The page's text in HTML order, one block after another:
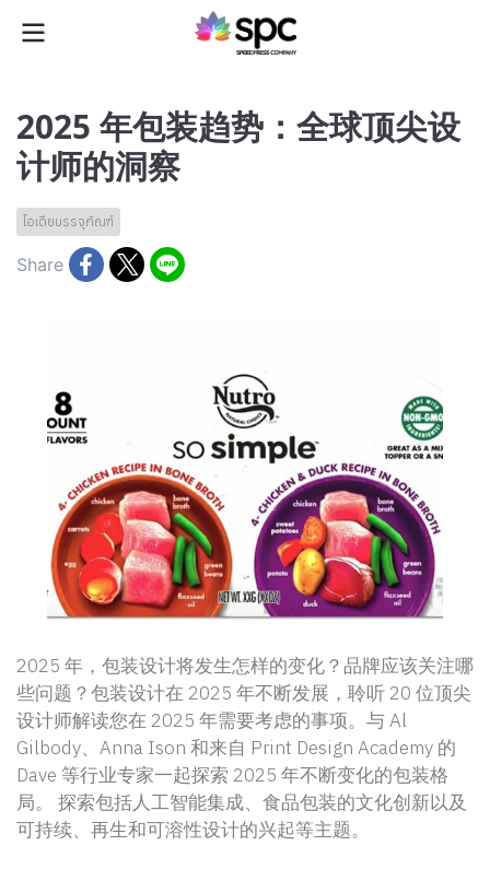
2025 年包装趋势：全球顶尖设
计师的洞察
ไอเดียบรรจุภัณฑ์
Share
2025 年，包装设计将发生怎样的变化？品牌应该关注哪
些问题？包装设计在 2025 年不断发展，聆听 20 位顶尖
设计师解读您在 2025 年需要考虑的事项。与 Al
Gilbody、Anna Ison 和来自 Print Design Academy 的
Dave 等行业专家一起探索 2025 年不断变化的包装格
局。 探索包括人工智能集成、食品包装的文化创新以及
可持续、再生和可溶性设计的兴起等主题。